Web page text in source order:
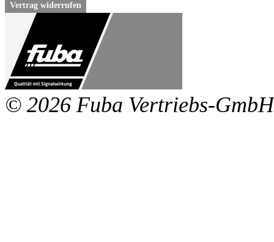
Vertrag widerrufen
© 2026 Fuba Vertriebs-GmbH